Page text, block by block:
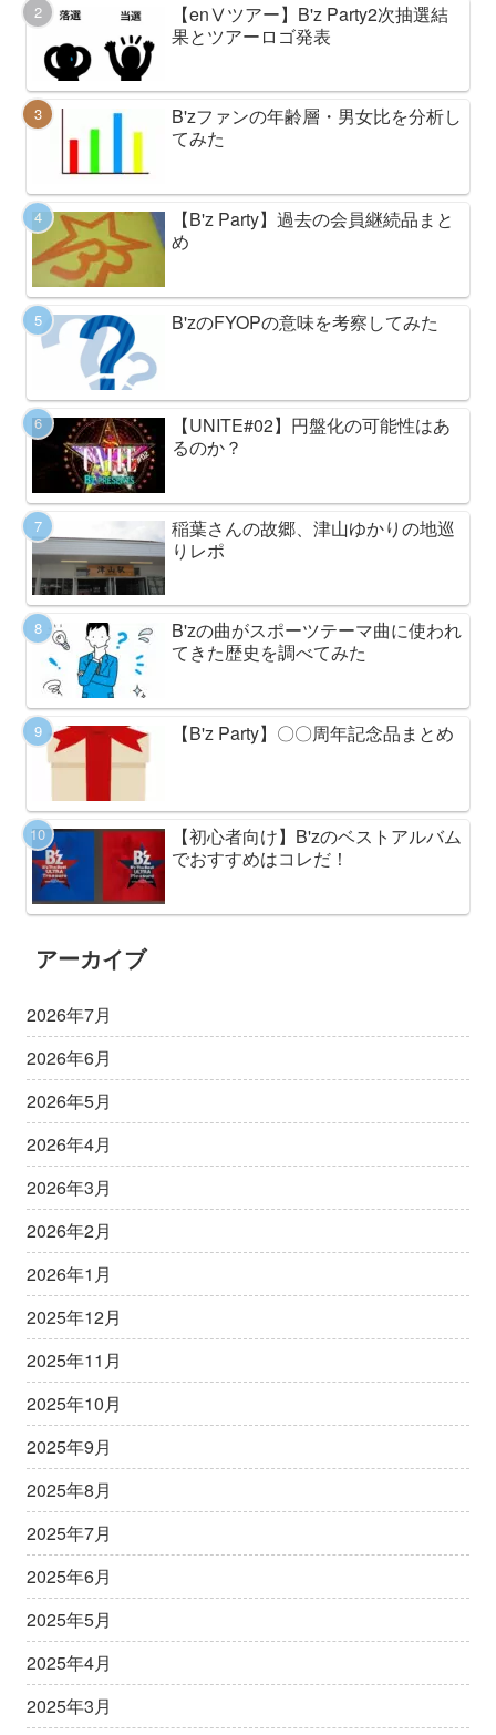
【enⅤツアー】B'z Party2次抽選結
果とツアーロゴ発表
B'zファンの年齢層・男女比を分析し
てみた
【B'z Party】過去の会員継続品まと
め
B'zのFYOPの意味を考察してみた
【UNITE#02】円盤化の可能性はあ
るのか？
稲葉さんの故郷、津山ゆかりの地巡
りレポ
B'zの曲がスポーツテーマ曲に使われ
てきた歴史を調べてみた
【B'z Party】〇〇周年記念品まとめ
【初心者向け】B'zのベストアルバム
でおすすめはコレだ！
アーカイブ
2026年7月
2026年6月
2026年5月
2026年4月
2026年3月
2026年2月
2026年1月
2025年12月
2025年11月
2025年10月
2025年9月
2025年8月
2025年7月
2025年6月
2025年5月
2025年4月
2025年3月